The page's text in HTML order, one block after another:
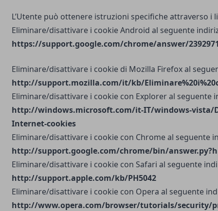
L’Utente può ottenere istruzioni specifiche attraverso i
Eliminare/disattivare i cookie Android al seguente
https://support.google.com/chrome/answer/
Eliminare/disattivare i cookie di Mozilla Firefox al
http://support.mozilla.com/it/kb/
Eliminare/disattivare i cookie con Explorer al seguente
http://windows.microsoft.com/it-IT/windows-vista/
Internet-cookies
Eliminare/disattivare i cookie con Chrome al seguente
http://support.google.com/chrome/bin/
Eliminare/disattivare i cookie con Safari al seguente
http://support.apple.com/kb/PH5042
Eliminare/disattivare i cookie con Opera al seguente
http://www.opera.com/browser/tutorials/security/